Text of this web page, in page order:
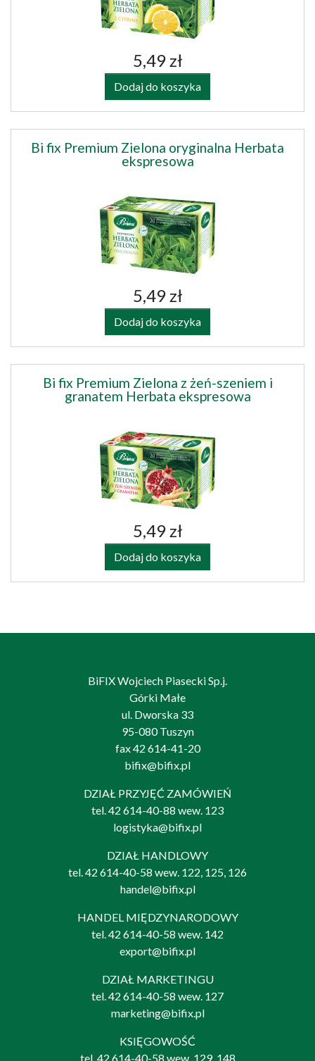
5,49 zł
Dodaj do koszyka
Bi fix Premium Zielona oryginalna Herbata
ekspresowa
5,49 zł
Dodaj do koszyka
Bi fix Premium Zielona z żeń-szeniem i
granatem Herbata ekspresowa
5,49 zł
Dodaj do koszyka
BiFIX Wojciech Piasecki Sp.j.
Górki Małe
ul. Dworska 33
95-080 Tuszyn
fax 42 614-41-20
bifix@bifix.pl
DZIAŁ PRZYJĘĆ ZAMÓWIEŃ
tel. 42 614-40-88 wew. 123
logistyka@bifix.pl
DZIAŁ HANDLOWY
tel. 42 614-40-58 wew. 122, 125, 126
handel@bifix.pl
HANDEL MIĘDZYNARODOWY
tel. 42 614-40-58 wew. 142
export@bifix.pl
DZIAŁ MARKETINGU
tel. 42 614-40-58 wew. 127
marketing@bifix.pl
KSIĘGOWOŚĆ
tel. 42 614-40-58 wew. 129, 148